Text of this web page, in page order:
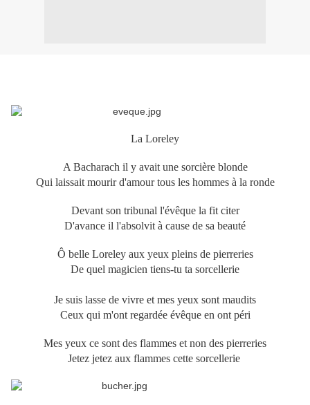
La Loreley
A Bacharach il y avait une sorcière blonde
Qui laissait mourir d'amour tous les hommes à la ronde
Devant son tribunal l'évêque la fit citer
D'avance il l'absolvit à cause de sa beauté
Ô belle Loreley aux yeux pleins de pierreries
De quel magicien tiens-tu ta sorcellerie
Je suis lasse de vivre et mes yeux sont maudits
Ceux qui m'ont regardée évêque en ont péri
Mes yeux ce sont des flammes et non des pierreries
Jetez jetez aux flammes cette sorcellerie